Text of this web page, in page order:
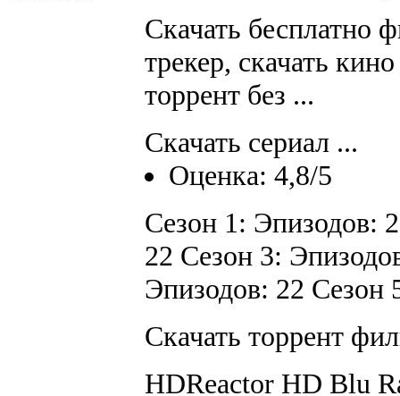
Скачать бесплатно
трекер, скачать
торрент без ...
Скачать сериал ...
Оценка: 4,8/5
Сезон 1: Эпизодов:
22 Сезон 3:
Эпизодов: 22 Сезон
Скачать торрент
HDReactor HD Blu